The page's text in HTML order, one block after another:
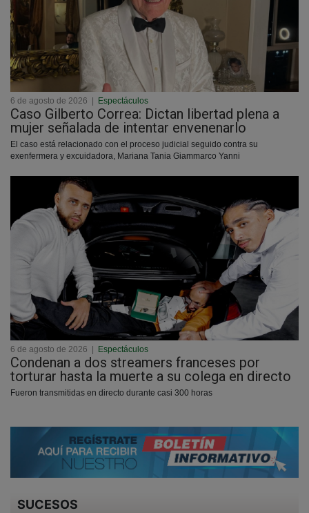
6 de agosto de 2026 Espectáculos
Caso Gilberto Correa: Dictan libertad plena a
mujer señalada de intentar envenenarlo
El caso está relacionado con el proceso judicial seguido contra su
exenfermera y excuidadora, Mariana Tania Giammarco Yanni
6 de agosto de 2026 Espectáculos
Condenan a dos streamers franceses por
torturar hasta la muerte a su colega en directo
Fueron transmitidas en directo durante casi 300 horas
SUCESOS